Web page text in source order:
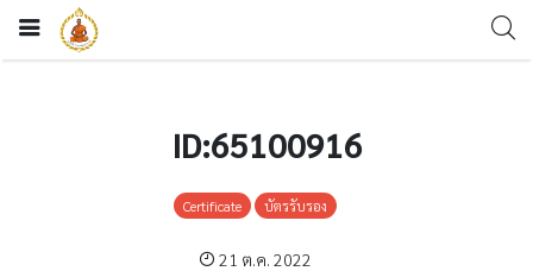
ID:65100916
Certificate บัตรรับรอง
21 ต.ค. 2022